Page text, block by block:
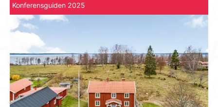
Konferensguiden 2025